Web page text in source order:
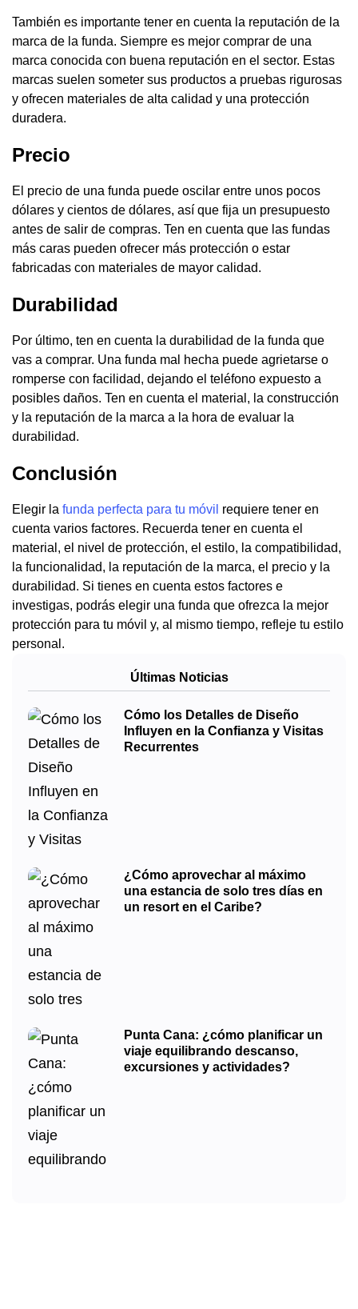
También es importante tener en cuenta la reputación de la
marca de la funda. Siempre es mejor comprar de una
marca conocida con buena reputación en el sector. Estas
marcas suelen someter sus productos a pruebas rigurosas
y ofrecen materiales de alta calidad y una protección
duradera.
Precio
El precio de una funda puede oscilar entre unos pocos
dólares y cientos de dólares, así que fija un presupuesto
antes de salir de compras. Ten en cuenta que las fundas
más caras pueden ofrecer más protección o estar
fabricadas con materiales de mayor calidad.
Durabilidad
Por último, ten en cuenta la durabilidad de la funda que
vas a comprar. Una funda mal hecha puede agrietarse o
romperse con facilidad, dejando el teléfono expuesto a
posibles daños. Ten en cuenta el material, la construcción
y la reputación de la marca a la hora de evaluar la
durabilidad.
Conclusión
Elegir la funda perfecta para tu móvil requiere tener en
cuenta varios factores. Recuerda tener en cuenta el
material, el nivel de protección, el estilo, la compatibilidad,
la funcionalidad, la reputación de la marca, el precio y la
durabilidad. Si tienes en cuenta estos factores e
investigas, podrás elegir una funda que ofrezca la mejor
protección para tu móvil y, al mismo tiempo, refleje tu estilo
personal.
Últimas Noticias
Cómo los Detalles de Diseño
Influyen en la Confianza y Visitas
Recurrentes
¿Cómo aprovechar al máximo
una estancia de solo tres días en
un resort en el Caribe?
Punta Cana: ¿cómo planificar un
viaje equilibrando descanso,
excursiones y actividades?